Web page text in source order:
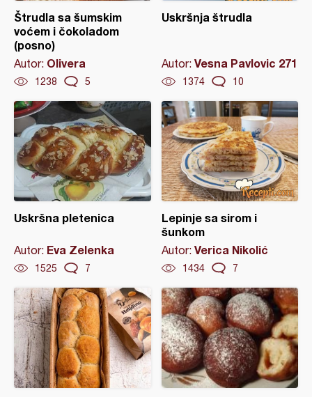
Štrudla sa šumskim
voćem i čokoladom
(posno)
Autor: Olivera
1238 5
Uskršnja štrudla
Autor: Vesna Pavlovic 271
1374 10
Uskršna pletenica
Autor: Eva Zelenka
1525 7
Lepinje sa sirom i
šunkom
Autor: Verica Nikolić
1434 7